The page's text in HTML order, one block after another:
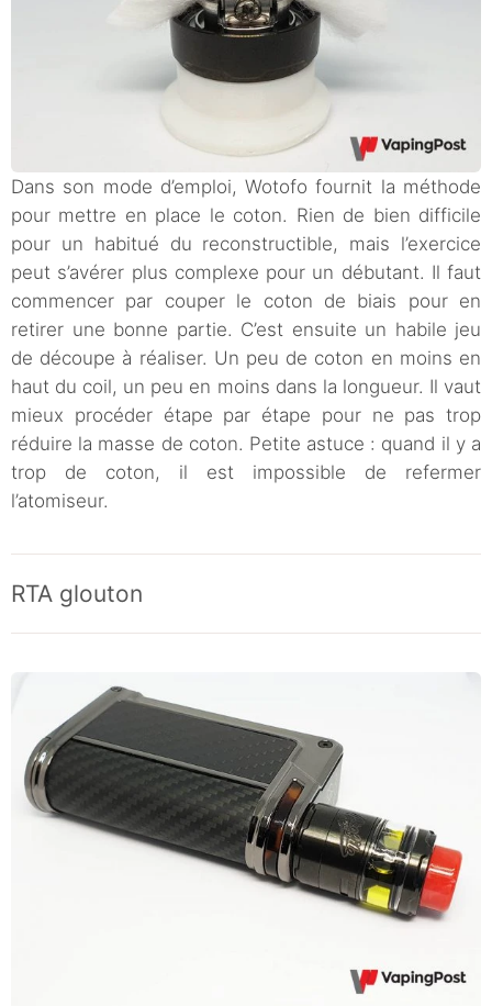
Dans son mode d’emploi, Wotofo fournit la méthode
pour mettre en place le coton. Rien de bien difficile
pour un habitué du reconstructible, mais l’exercice
peut s’avérer plus complexe pour un débutant. Il faut
commencer par couper le coton de biais pour en
retirer une bonne partie. C’est ensuite un habile jeu
de découpe à réaliser. Un peu de coton en moins en
haut du coil, un peu en moins dans la longueur. Il vaut
mieux procéder étape par étape pour ne pas trop
réduire la masse de coton. Petite astuce : quand il y a
trop de coton, il est impossible de refermer
l’atomiseur.
RTA glouton